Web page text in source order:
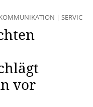
| SERVICES
vor